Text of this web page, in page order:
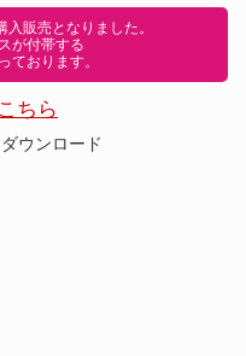
販売となりました。
が付帯する
ております。
ちら
ウンロード